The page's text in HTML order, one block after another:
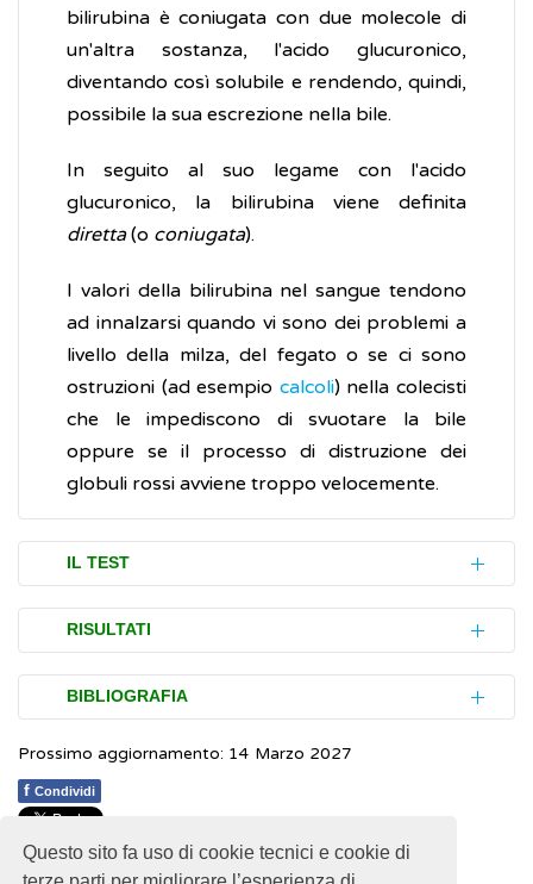
Questo sito fa uso di cookie tecnici e cookie di
bilirubina è coniugata con due molecole di
un'altra sostanza, l'acido glucuronico,
diventando così solubile e rendendo, quindi,
possibile la sua escrezione nella bile.
In seguito al suo legame con l'acido
glucuronico, la bilirubina viene definita
diretta(o coniugata).
I valori della bilirubina nel sangue tendono
ad innalzarsi quando vi sono dei problemi a
livello della milza, del fegato o se ci sono
ostruzioni (ad esempio calcoli) nella colecisti
che le impediscono di svuotare la bile
oppure se il processo di distruzione dei
globuli rossi avviene troppo velocemente.
IL TEST
La bilirubina si misura prelevando una
piccola quantità di sangue, attraverso un
ago inserito in una vena del braccio, e
analizzandola. Nei neonati il sangue è
prelevato dal tallone. Il digiuno prima di
eseguire l'esame non è necessario ma,
spesso, nei laboratori di analisi è comunque
richiesto.
RISULTATI
Normalmente la quantità totale di bilirubina
presente nel sangue (data, quindi, dalla
somma di quellaliberae di quella
si aggira tra 0.3 e 1.0 milligrammi per
decilitro (mg/dl) di sangue.
Il valore di riferimento dellabilirubina diretta
BIBLIOGRAFIA
Ospedale Niguarda.Bilirubina totale e
frazionata
Prossimo aggiornamento: 14 Marzo 2027
f Condividi
1 1 1 1 1 Rating 2.44 (25 Votes)